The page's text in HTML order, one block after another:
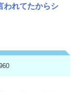
われてたからシ